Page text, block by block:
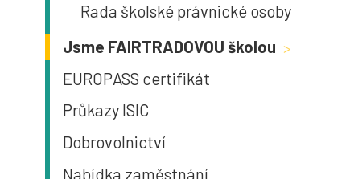
Rada školské právnické osoby
Jsme FAIRTRADOVOU školou >
EUROPASS certifikát
Průkazy ISIC
Dobrovolnictví
Nabídka zaměstnání